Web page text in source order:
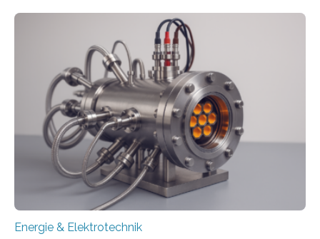
einem „Anschlussstau“. Die Stiftung
Umweltenergierecht hat den Rechtsrahmen in einem
neuen Bericht für die Praxis eingeordnet – inklusive der
Rolle von flexiblen Netzanschlussvereinbarungen. Der
Netzanschluss von Erneuerbare-Energien-Anlagen
(EE-Anlagen) ist entscheidend für die Energiewende.
Denn ohne Anschluss an das Netz kann kein Strom
eingespeist werden. Nach dem Erneuerbare-Energien-
Gesetz (EEG) sind Netzbetreiber…
Energie & Elektrotechnik